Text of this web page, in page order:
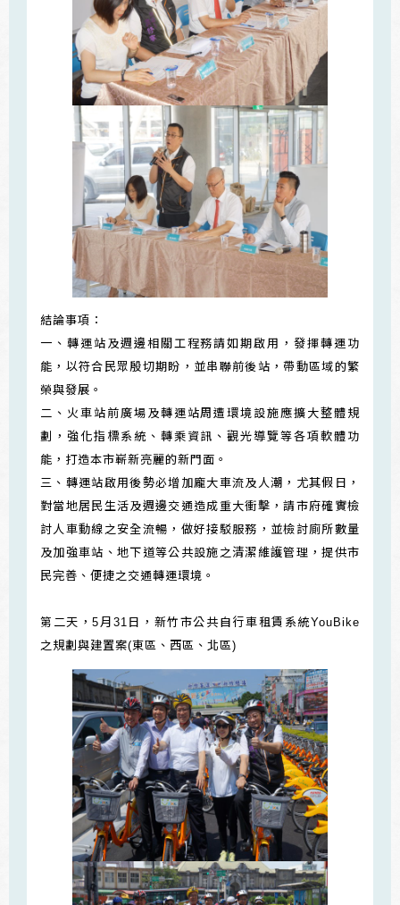
結論事項：
一、轉運站及週邊相關工程務請如期啟用，發揮轉運功
能，以符合民眾殷切期盼，並串聯前後站，帶動區域的繁
榮與發展。
二、火車站前廣場及轉運站周遭環境設施應擴大整體規
劃，強化指標系統、轉乘資訊、觀光導覽等各項軟體功
能，打造本市嶄新亮麗的新門面。
三、轉運站啟用後勢必增加龐大車流及人潮，尤其假日，
對當地居民生活及週邊交通造成重大衝擊，請市府確實檢
討人車動線之安全流暢，做好接駁服務，並檢討廁所數量
及加強車站、地下道等公共設施之清潔維護管理，提供市
民完善、便捷之交通轉運環境。
第二天，5月31日，新竹市公共自行車租賃系統YouBike
之規劃與建置案(東區、西區、北區)